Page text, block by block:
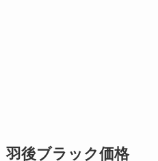
羽後ブラック価格